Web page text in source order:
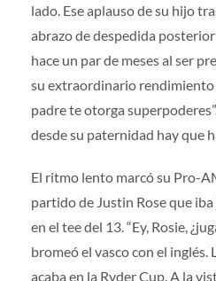
lado. Ese aplauso de su hijo
abrazo de despedida
hace un par de meses al ser
su extraordinario rendimiento
padre te otorga
desde su paternidad hay que
El ritmo lento marcó su Pro-
partido de Justin Rose que
en el tee del 13. “Ey, Rosie,
bromeó el vasco con el inglés.
acaba en la Ryder Cup. A la